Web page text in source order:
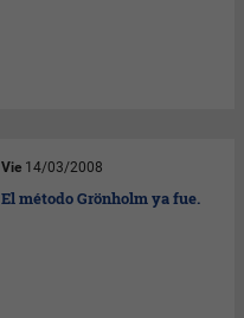
Vie 14/03/2008
El método Grönholm ya fue.